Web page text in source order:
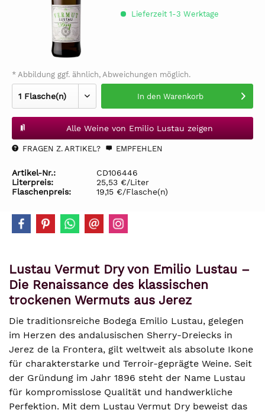
Lieferzeit 1-3 Werktage
* Abbildung ggf. ähnlich, Abweichungen möglich.
In den Warenkorb
Alle Weine von Emilio Lustau zeigen
FRAGEN Z. ARTIKEL? EMPFEHLEN
Artikel-Nr.:
CD106446
Literpreis:
25,53 €/Liter
Flaschenpreis:
19,15 €/Flasche(n)
Lustau Vermut Dry von Emilio Lustau –
Die Renaissance des klassischen
trockenen Wermuts aus Jerez
Die traditionsreiche Bodega Emilio Lustau, gelegen
im Herzen des andalusischen Sherry-Dreiecks in
Jerez de la Frontera, gilt weltweit als absolute Ikone
für charakterstarke und Terroir-geprägte Weine. Seit
der Gründung im Jahr 1896 steht der Name Lustau
für kompromisslose Qualität und handwerkliche
Perfektion. Mit dem Lustau Vermut Dry beweist das